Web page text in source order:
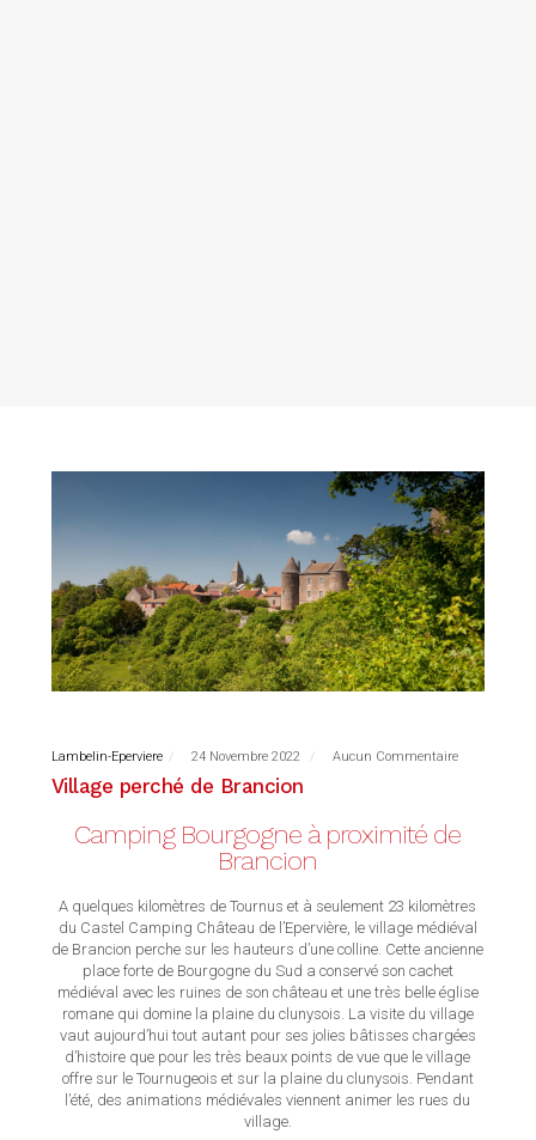
Lambelin-Eperviere 24 Novembre 2022 Aucun Commentaire
Village perché de Brancion
Camping Bourgogne à proximité de
Brancion
A quelques kilomètres de Tournus et à seulement 23 kilomètres
du Castel Camping Château de l’Epervière, le village médiéval
de Brancion perche sur les hauteurs d’une colline. Cette ancienne
place forte de Bourgogne du Sud a conservé son cachet
médiéval avec les ruines de son château et une très belle église
romane qui domine la plaine du clunysois. La visite du village
vaut aujourd’hui tout autant pour ses jolies bâtisses chargées
d’histoire que pour les très beaux points de vue que le village
offre sur le Tournugeois et sur la plaine du clunysois. Pendant
l’été, des animations médiévales viennent animer les rues du
village.